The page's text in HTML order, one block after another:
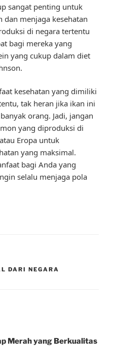
sangat penting untuk
menjaga kesehatan
di negara tertentu
bagi mereka yang
yang cukup dalam diet
kesehatan yang dimiliki
tak heran jika ikan ini
orang. Jadi, jangan
yang diproduksi di
Eropa untuk
yang maksimal.
bagi Anda yang
selalu menjaga pola
DARI NEGARA
Merah yang Berkualitas